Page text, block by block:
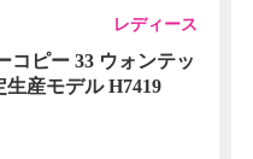
レディース
コピー 33 ウォンテッ
生産モデル H7419